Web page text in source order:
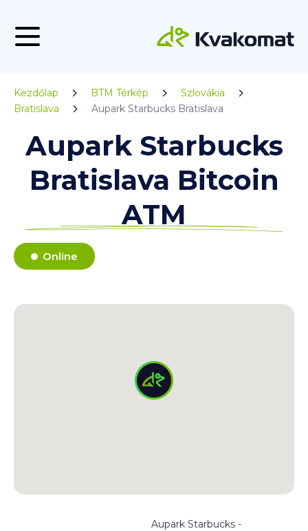
Kezdőlap BTM Térkép
Szlovákia
Bratislava
Aupark Starbucks Bratislava
Aupark Starbucks
Bratislava Bitcoin
ATM
Online
Aupark Starbucks -